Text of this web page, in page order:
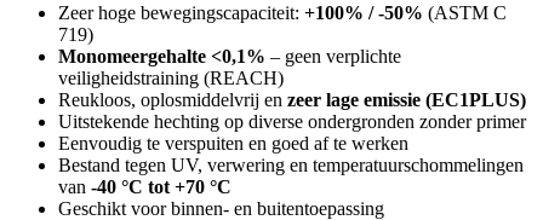
Zeer hoge bewegingscapaciteit: +100% / -50% (ASTM C
719)
Monomeergehalte <0,1% – geen verplichte
veiligheidstraining (REACH)
Reukloos, oplosmiddelvrij en zeer lage emissie (EC1PLUS)
Uitstekende hechting op diverse ondergronden zonder primer
Eenvoudig te verspuiten en goed af te werken
Bestand tegen UV, verwering en temperatuurschommelingen
van -40 °C tot +70 °C
Geschikt voor binnen- en buitentoepassing